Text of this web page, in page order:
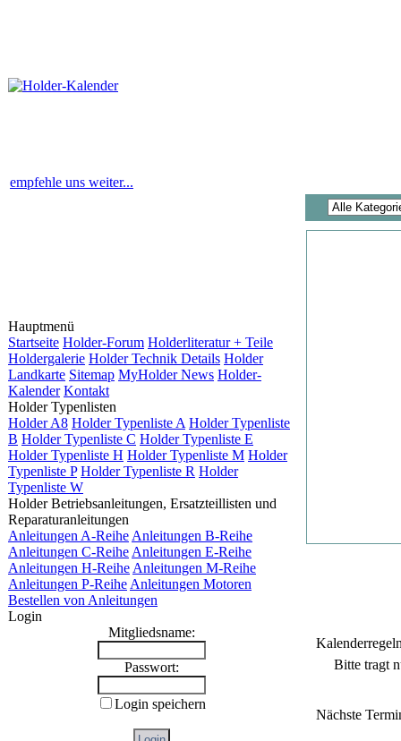
empfehle uns weiter...
Hauptmenü
Startseite Holder-Forum Holderliteratur + Teile
Holdergalerie Holder Technik Details Holder
Landkarte Sitemap MyHolder News Holder-
Kalender Kontakt
Holder Typenlisten
Holder A8 Holder Typenliste A Holder Typenliste
B Holder Typenliste C Holder Typenliste E
Holder Typenliste H Holder Typenliste M Holder
Typenliste P Holder Typenliste R Holder
Typenliste W
Holder Betriebsanleitungen, Ersatzteillisten und
Reparaturanleitungen
Anleitungen A-Reihe Anleitungen B-Reihe
Anleitungen C-Reihe Anleitungen E-Reihe
Anleitungen H-Reihe Anleitungen M-Reihe
Anleitungen P-Reihe Anleitungen Motoren
Bestellen von Anleitungen
Login
Mitgliedsname:
Passwort:
Login speichern
Bitte tragt
Nächste